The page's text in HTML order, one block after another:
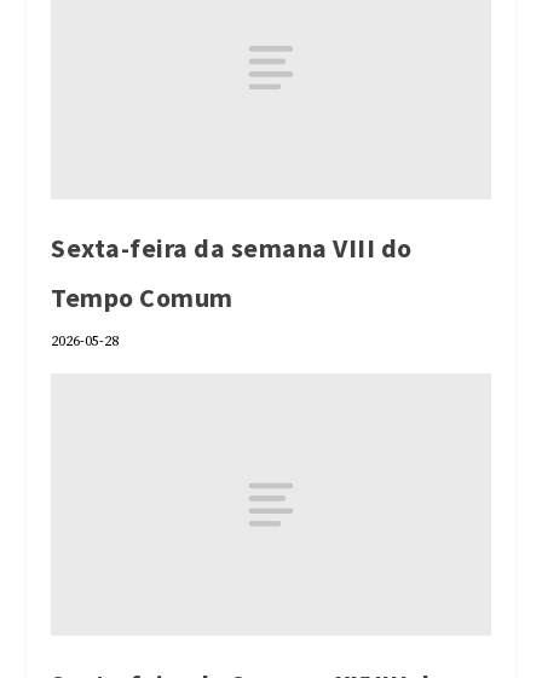
Sexta-feira da semana VIII do
Tempo Comum
2026-05-28